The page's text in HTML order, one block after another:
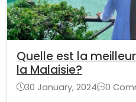
Quelle est la
la Malaisie?
30 January, 2024
0